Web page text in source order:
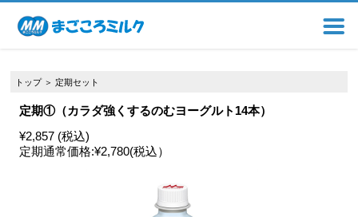
トップ ＞ 定期セット
定期①（カラダ強くするのむヨーグルト14本）
¥2,857 (税込)
定期通常価格:¥2,780(税込）